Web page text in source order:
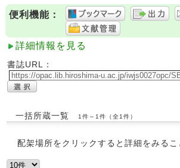
便利機能：
詳細情報を見る
書誌URL：
一括所蔵一覧 1件～1件（全1件）
配架場所をクリックすると詳細をみるこ